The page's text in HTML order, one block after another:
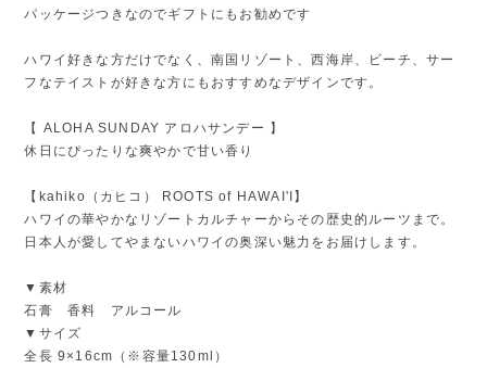
パッケージつきなのでギフトにもお勧めです
ハワイ好きな方だけでなく、南国リゾート、西海岸、ビーチ、サー
フなテイストが好きな方にもおすすめなデザインです。
【 ALOHA SUNDAY アロハサンデー 】
休日にぴったりな爽やかで甘い香り
【kahiko（カヒコ） ROOTS of HAWAI'I】
ハワイの華やかなリゾートカルチャーからその歴史的ルーツまで。
日本人が愛してやまないハワイの奥深い魅力をお届けします。
▼素材
石膏 香料 アルコール
▼サイズ
全長 9×16cm（※容量130ml）